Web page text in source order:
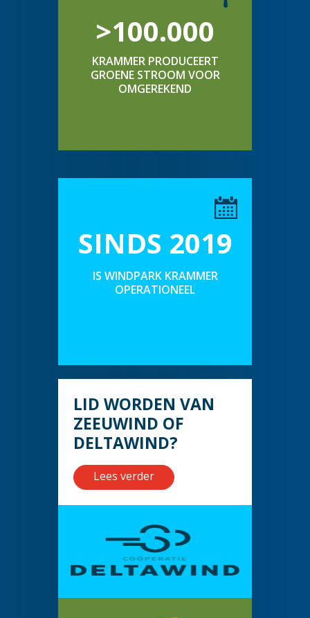
>100.000
KRAMMER PRODUCEERT
GROENE STROOM VOOR
OMGEREKEND
SINDS 2019
IS WINDPARK KRAMMER
OPERATIONEEL
LID WORDEN VAN
ZEEUWIND OF
DELTAWIND?
Lees verder